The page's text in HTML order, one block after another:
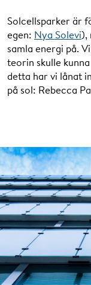
Solcellsparker är
egen: Nya Solevi),
samla energi på.
teorin skulle
detta har vi lånat
på sol: Rebecca